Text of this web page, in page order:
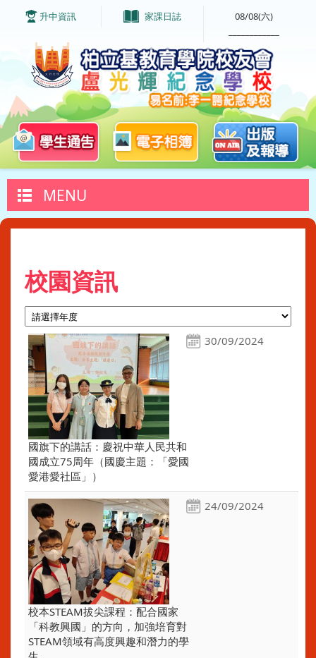
升中資訊 家課日誌
08/08(六)
MENU
校園資訊
30/09/2024
國旗下的講話：慶祝中華人民共和
國成立75周年（國慶主題：「愛國
愛港愛社區」）
24/09/2024
校本STEAM拔尖課程：配合國家
「科教興國」的方向，加強培育對
STEAM領域有高度興趣和潛力的學